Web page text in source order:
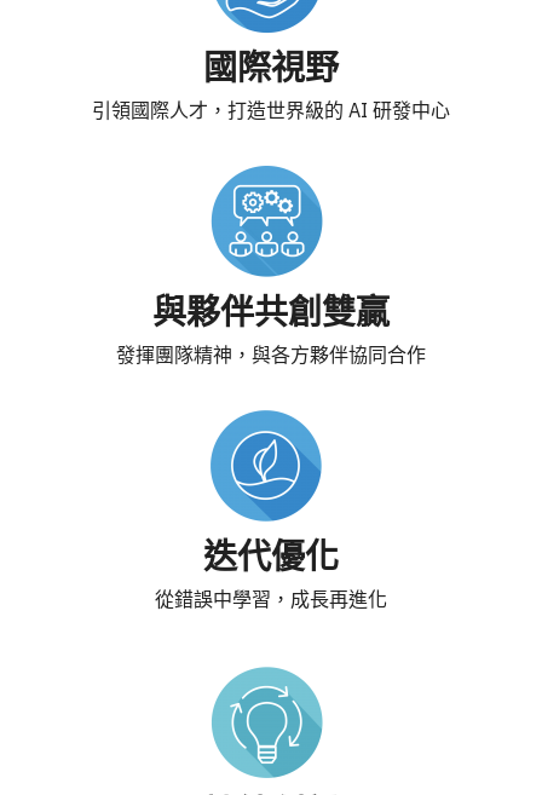
國際視野​
引領國際人才，打造世界級的 AI 研發中心
與夥伴共創雙贏
發揮團隊精神，與各方夥伴協同合作
迭代優化
從錯誤中學習，成長再進化